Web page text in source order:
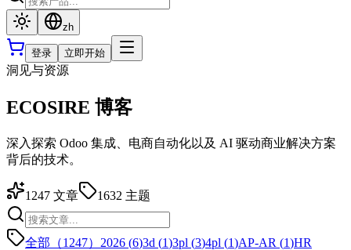
zh
登录 立即开始
洞见与资源
ECOSIRE 博客
深入探索 Odoo 集成、电商自动化以及 AI 驱动商业解决方案
背后的技术。
1247 文章 1632 主题
全部（1247） 2026 (6)3d (1)3pl (3)4pl (1)AP-AR (1)HR